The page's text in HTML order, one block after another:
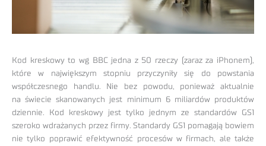
Kod kreskowy to wg BBC jedna z 50 rzeczy (zaraz za iPhonem),
które w największym stopniu przyczyniły się do powstania
współczesnego handlu. Nie bez powodu, ponieważ aktualnie
na świecie skanowanych jest minimum 6 miliardów produktów
dziennie. Kod kreskowy jest tylko jednym ze standardów GS1
szeroko wdrażanych przez firmy. Standardy GS1 pomagają bowiem
nie tylko poprawić efektywność procesów w firmach, ale także